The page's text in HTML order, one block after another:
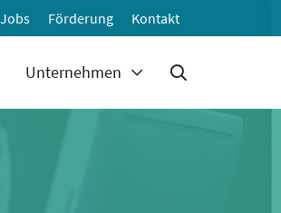
Jobs Förderung Kontakt
Unternehmen